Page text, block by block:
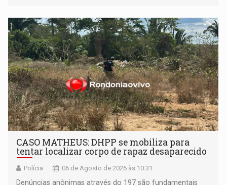
CASO MATHEUS: DHPP se mobiliza para
tentar localizar corpo de rapaz desaparecido
Polícia 06 de Agosto de 2026 às 10:31
Denúncias anônimas através do 197 são fundamentais